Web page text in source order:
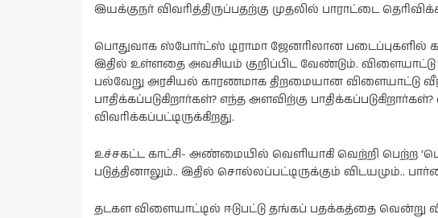
இயக்குநர் விவரித்திருப்பதற்கு முதலில் பாராட்டை
பொதுவாக ஸ்போர்ட்ஸ் டிராமா ஜேனரிலான
இதில் உள்ளதை அவசியம் குறிப்பிட வேண்டும்.
பல்வேறு அரசியல் காரணமாக திறமையான விளையாட்டு
பாதிக்கப்படுகிறார்கள்? எந்த அளவிற்கு
விவரிக்கப்பட்டிருக்கிறது.
உச்சகட்ட காட்சி- அண்மையில் வெளியாகி வெற்றி பெற்ற
படுத்தினாலும்.. இதில் சொல்லப்பட்டிருக்கும் விடயமும்..
தடகள விளையாட்டில் ஈடுபட்டு தங்கப் பதக்கத்தை வென்று